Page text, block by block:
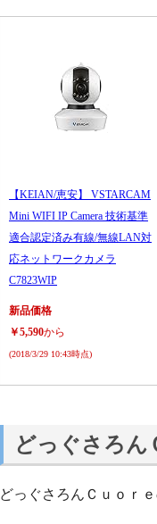
【KEIAN/恵安】 VSTARCAM
Mini WIFI IP Camera 技術基準
適合認定済み有線/無線LAN対
応ネットワークカメラ
C7823WIP
新品価格
￥5,590から
(2018/3/29 10:43時点)
どっぐさろん
どっぐさろんＣｕｏｒ